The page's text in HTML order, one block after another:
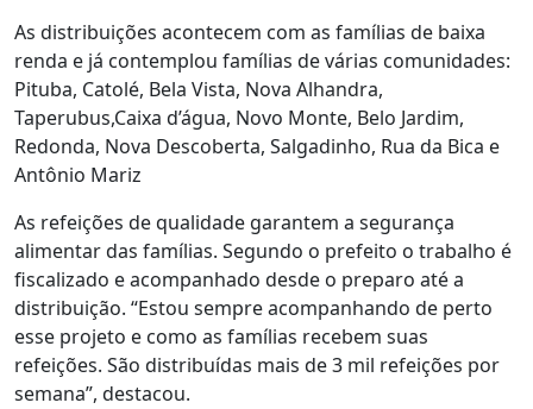
As distribuições acontecem com as famílias de baixa
renda e já contemplou famílias de várias comunidades:
Pituba, Catolé, Bela Vista, Nova Alhandra,
Taperubus,Caixa d’água, Novo Monte, Belo Jardim,
Redonda, Nova Descoberta, Salgadinho, Rua da Bica e
Antônio Mariz
As refeições de qualidade garantem a segurança
alimentar das famílias. Segundo o prefeito o trabalho é
fiscalizado e acompanhado desde o preparo até a
distribuição. “Estou sempre acompanhando de perto
esse projeto e como as famílias recebem suas
refeições. São distribuídas mais de 3 mil refeições por
semana”, destacou.